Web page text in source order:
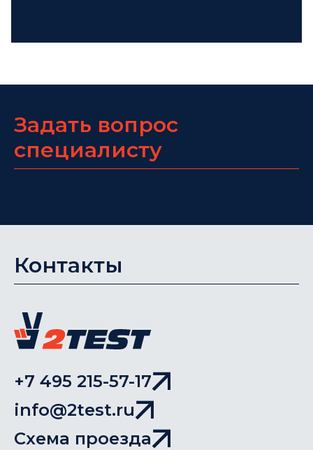
Задать вопрос
специалисту
Контакты
+7 495 215-57-17
info@2test.ru
Схема проезда